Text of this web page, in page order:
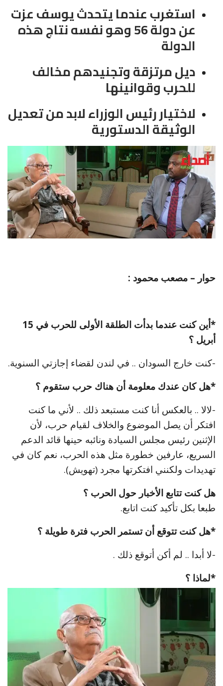
استغرب عندما يتحدث يوسف عزت
عن دولة 56 وهو نفسه نتاج هذه
الدولة
ديل مرتزقة وتجنيدهم مخالف
للحرب وقوانينها
لاختيار رئيس الوزراء لابد من تعديل
الوثيقة الدستورية
حوار – مصعب محمود :
*أين كنت عندما بدأت الطلقة الأولى للحرب في 15
أبريل ؟
-كنت خارج السودان .. في لندن لقضاء إجازتي السنوية.
*هل كان عندك معلومة أن هناك حرب ستقوم ؟
-لالا .. بالعكس أنا كنت مستبعد ذلك .. لأني ما كنت
افتكر أن يصل الموضوع والخلاف لقيام حرب، لأن
الإثنين رئيس مجلس السيادة ونائبه حينها قائد الدعم
السريع، عارفين خطورة مثل هذه الحرب، نعم كان في
تهديدات ولكنني افتكرتها مجرد (تهويش).
هل كنت تتابع الأخبار حول الحرب ؟
طبعا بكل تأكيد كنت اتابع.
*هل كنت تتوقع أن تستمر الحرب فترة طويلة ؟
-لا أبدا .. لم أكن أتوقع ذلك .
*لماذا ؟